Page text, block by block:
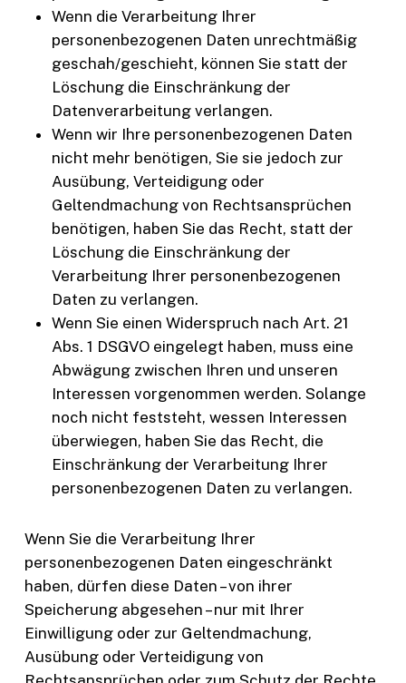
Wenn die Verarbeitung Ihrer
personenbezogenen Daten unrechtmäßig
geschah/geschieht, können Sie statt der
Löschung die Einschränkung der
Datenverarbeitung verlangen.
Wenn wir Ihre personenbezogenen Daten
nicht mehr benötigen, Sie sie jedoch zur
Ausübung, Verteidigung oder
Geltendmachung von Rechtsansprüchen
benötigen, haben Sie das Recht, statt der
Löschung die Einschränkung der
Verarbeitung Ihrer personenbezogenen
Daten zu verlangen.
Wenn Sie einen Widerspruch nach Art. 21
Abs. 1 DSGVO eingelegt haben, muss eine
Abwägung zwischen Ihren und unseren
Interessen vorgenommen werden. Solange
noch nicht feststeht, wessen Interessen
überwiegen, haben Sie das Recht, die
Einschränkung der Verarbeitung Ihrer
personenbezogenen Daten zu verlangen.
Wenn Sie die Verarbeitung Ihrer
personenbezogenen Daten eingeschränkt
haben, dürfen diese Daten – von ihrer
Speicherung abgesehen – nur mit Ihrer
Einwilligung oder zur Geltendmachung,
Ausübung oder Verteidigung von